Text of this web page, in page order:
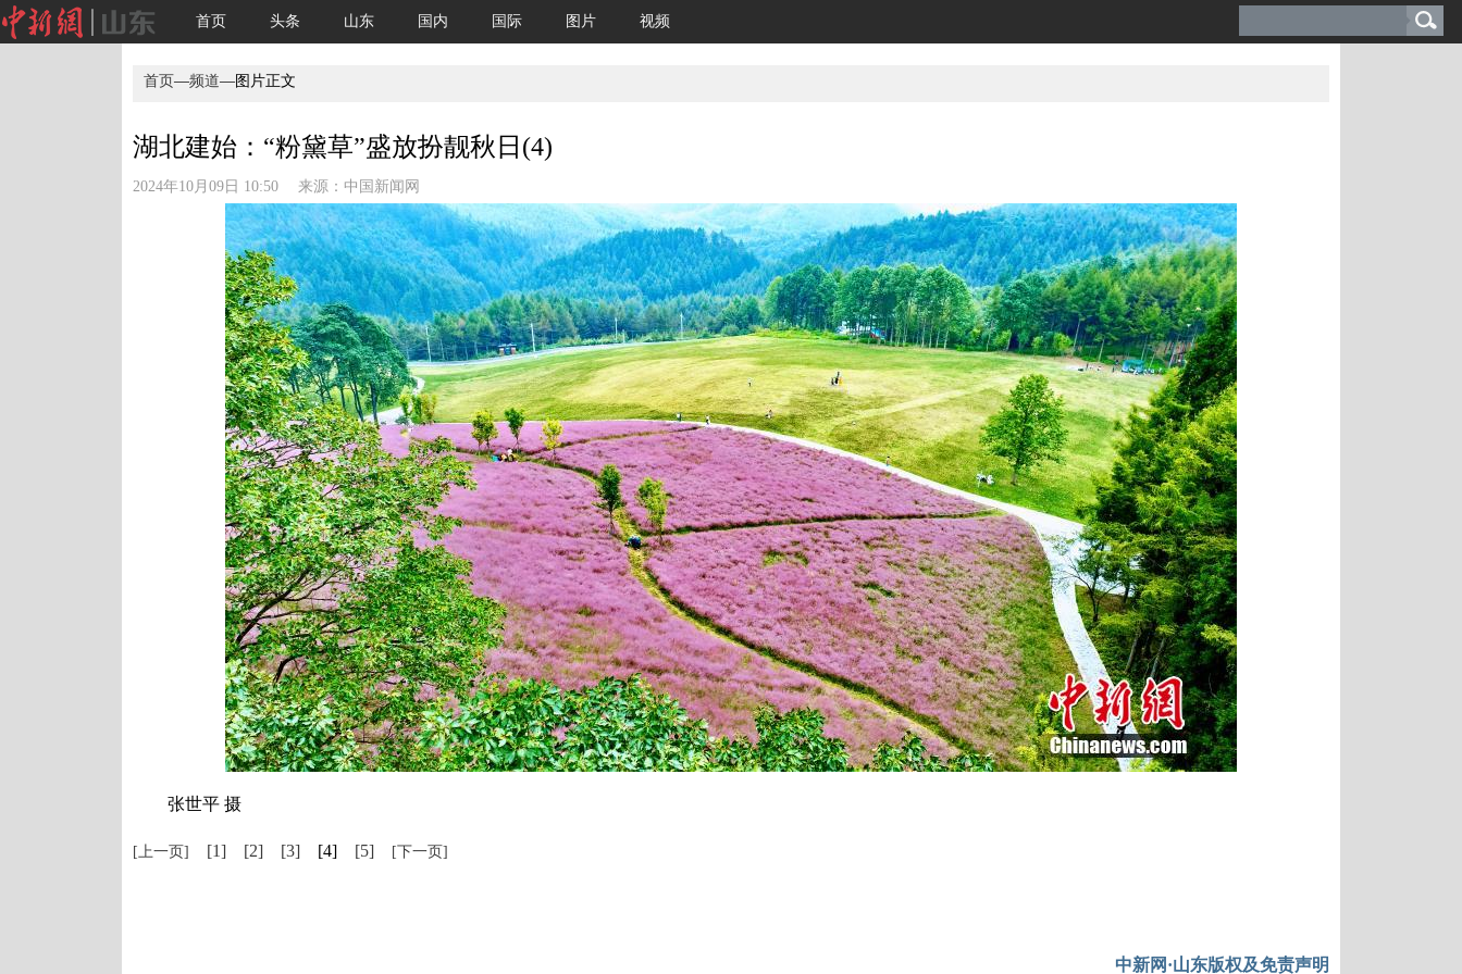
首页 头条 山东 国内 国际 图片 视频
首页—频道—图片正文
湖北建始：“粉黛草”盛放扮靓秋日(4)
2024年10月09日 10:50 来源： 中国新闻网
张世平 摄
[上一页] [1] [2] [3] [4] [5] [下一页]
中新网·山东版权及免责声明